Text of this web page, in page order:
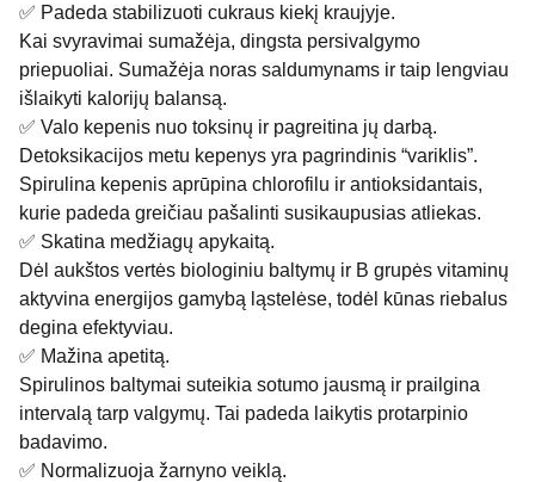
✅ Padeda stabilizuoti cukraus kiekį kraujyje.
Kai svyravimai sumažėja, dingsta persivalgymo
priepuoliai. Sumažėja noras saldumynams ir taip lengviau
išlaikyti kalorijų balansą.
✅ Valo kepenis nuo toksinų ir pagreitina jų darbą.
Detoksikacijos metu kepenys yra pagrindinis “variklis”.
Spirulina kepenis aprūpina chlorofilu ir antioksidantais,
kurie padeda greičiau pašalinti susikaupusias atliekas.
✅ Skatina medžiagų apykaitą.
Dėl aukštos vertės biologiniu baltymų ir B grupės vitaminų
aktyvina energijos gamybą ląstelėse, todėl kūnas riebalus
degina efektyviau.
✅ Mažina apetitą.
Spirulinos baltymai suteikia sotumo jausmą ir prailgina
intervalą tarp valgymų. Tai padeda laikytis protarpinio
badavimo.
✅ Normalizuoja žarnyno veiklą.